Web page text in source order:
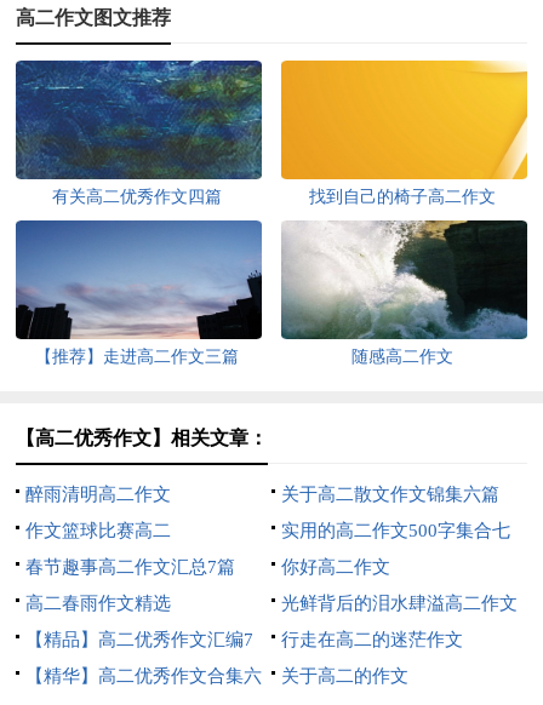
高二作文图文推荐
有关高二优秀作文四篇 找到自己的椅子高二作文
【推荐】走进高二作文三篇 随感高二作文
【高二优秀作文】相关文章：
醉雨清明高二作文
关于高二散文作文锦集六篇
作文篮球比赛高二
实用的高二作文500字集合七
篇
春节趣事高二作文汇总7篇
你好高二作文
高二春雨作文精选
光鲜背后的泪水肆溢高二作文
【精品】高二优秀作文汇编7
篇
行走在高二的迷茫作文
【精华】高二优秀作文合集六
关于高二的作文